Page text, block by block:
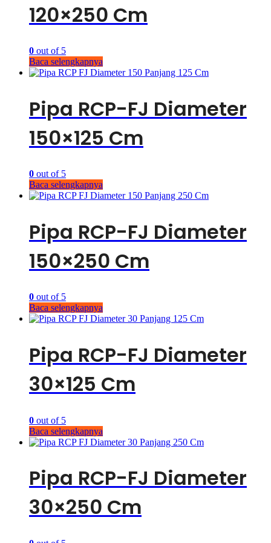
120×250 Cm
0 out of 5
Baca selengkapnya
Pipa RCP-FJ Diameter
150×125 Cm
0 out of 5
Baca selengkapnya
Pipa RCP-FJ Diameter
150×250 Cm
0 out of 5
Baca selengkapnya
Pipa RCP-FJ Diameter
30×125 Cm
0 out of 5
Baca selengkapnya
Pipa RCP-FJ Diameter
30×250 Cm